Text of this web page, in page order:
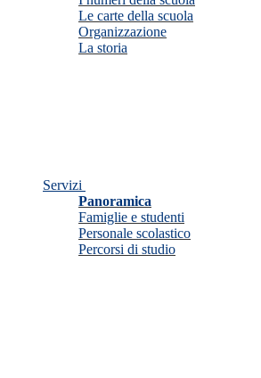
Le carte della scuola
Organizzazione
La storia
Servizi
Panoramica
Famiglie e studenti
Personale scolastico
Percorsi di studio